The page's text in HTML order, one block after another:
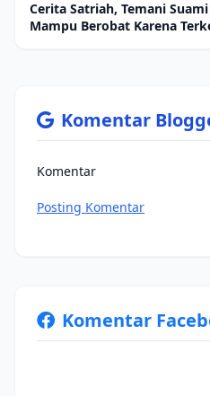
Cerita Satriah, Temani
Mampu Berobat Karena
Komentar
Komentar
Posting Komentar
Komentar